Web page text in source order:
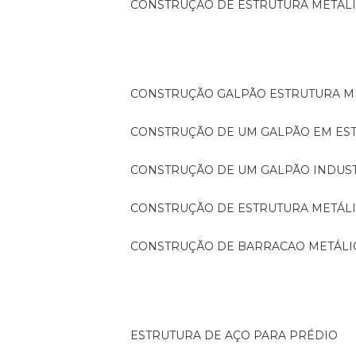
CONSTRUÇÃO DE ESTRUTURA
CONSTRUÇÃO GALPÃO ESTRUTURA
CONSTRUÇÃO DE UM GALPÃO EM
CONSTRUÇÃO DE UM GALPÃO
CONSTRUÇÃO DE ESTRUTURA
CONSTRUÇÃO DE BARRACAO
ESTRUTURA DE AÇO PARA PRÉDIO